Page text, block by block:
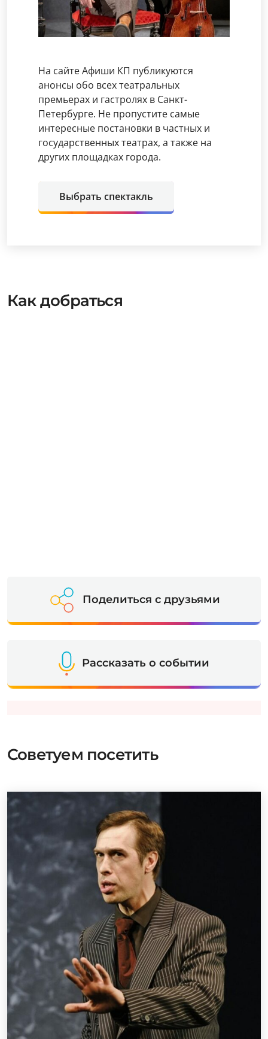
На сайте Афиши КП публикуются
анонсы обо всех театральных
премьерах и гастролях в Санкт-
Петербурге. Не пропустите самые
интересные постановки в частных и
государственных театрах, а также на
других площадках города.
Выбрать спектакль
Как добраться
Поделиться с друзьями
Рассказать о событии
Советуем посетить